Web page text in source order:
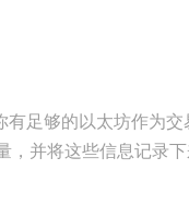
足够的以太坊作为
并将这些信息记录下